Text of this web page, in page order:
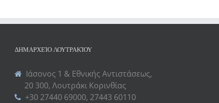
ΔΗΜΑΡΧΕΊΟ ΛΟΥΤΡΑΚΊΟΥ
Ιάσονος 1 & Εθνικής Αντιστάσεως,
20 300, Λουτράκι Κορινθίας
+30 27440 69000, 27443 60110